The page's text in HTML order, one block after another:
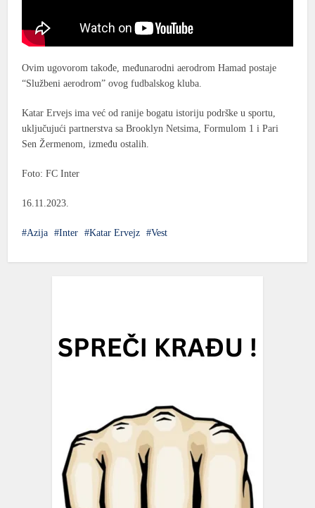
Ovim ugovorom takođe, međunarodni aerodrom Hamad postaje
“Službeni aerodrom” ovog fudbalskog kluba.
Katar Ervejs ima već od ranije bogatu istoriju podrške u sportu,
uključujući partnerstva sa Brooklyn Netsima, Formulom 1 i Pari
Sen Žermenom, između ostalih.
Foto: FC Inter
16.11.2023.
Azija Inter Katar Ervejz Vest